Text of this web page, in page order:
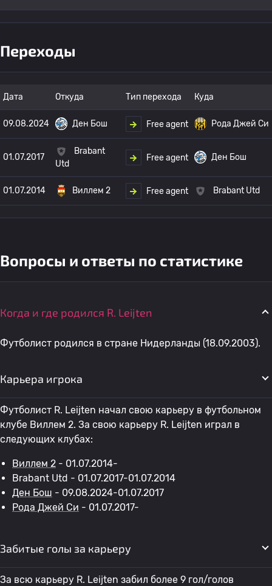
Переходы
Дата Откуда Тип перехода Куда
09.08.2024 Ден Бош Free agent Рода Джей Си
01.07.2017
Brabant
Utd
Free agent Ден Бош
01.07.2014 Виллем 2 Free agent Brabant Utd
Вопросы и ответы по статистике
Когда и где родился R. Leijten
Футболист родился в стране Нидерланды (18.09.2003).
Карьера игрока
Футболист R. Leijten начал свою карьеру в футбольном
клубе Виллем 2. За свою карьеру R. Leijten играл в
следующих клубах:
Виллем 2 - 01.07.2014-
Brabant Utd - 01.07.2017-01.07.2014
Ден Бош - 09.08.2024-01.07.2017
Рода Джей Си - 01.07.2017-
Забитые голы за карьеру
За всю карьеру R. Leijten забил более 9 гол/голов